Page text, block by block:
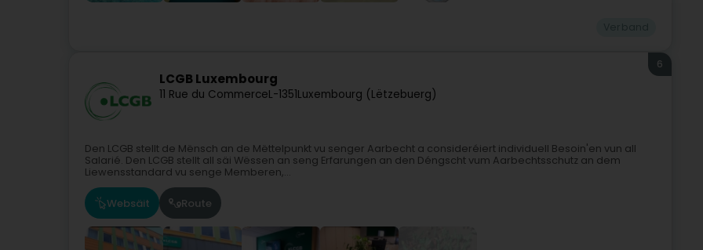
LCGB Luxembourg
11 Rue du CommerceL-1351Luxembourg (Lëtzebuerg)
6
Den LCGB stellt de Mënsch an de Mëttelpunkt vu senger Aarbecht a consideréiert individuell Besoin'en vun all
Salarié. Den LCGB stellt all säi Wëssen an seng Erfarungen an den Déngscht vum Aarbechtsschutz an dem
Liewensstandard vu senge Memberen,...
Websäit Route